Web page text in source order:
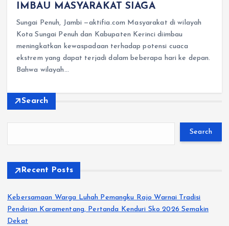
IMBAU MASYARAKAT SIAGA
Sungai Penuh, Jambi —aktifia.com Masyarakat di wilayah
Kota Sungai Penuh dan Kabupaten Kerinci diimbau
meningkatkan kewaspadaan terhadap potensi cuaca
ekstrem yang dapat terjadi dalam beberapa hari ke depan.
Bahwa wilayah…
Search
Search
Recent Posts
Kebersamaan Warga Luhah Pemangku Rajo Warnai Tradisi
Pendirian Karamentang, Pertanda Kenduri Sko 2026 Semakin
Dekat